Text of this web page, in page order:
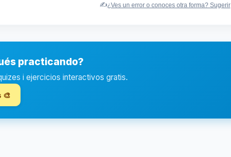
✍️¿Ves un error o conoces otra forma? Sugerir
practicando?
i ejercicios interactivos gratis.
🎨